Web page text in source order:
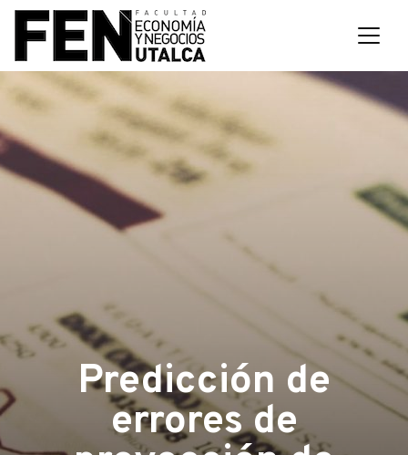
Predicción de
errores de